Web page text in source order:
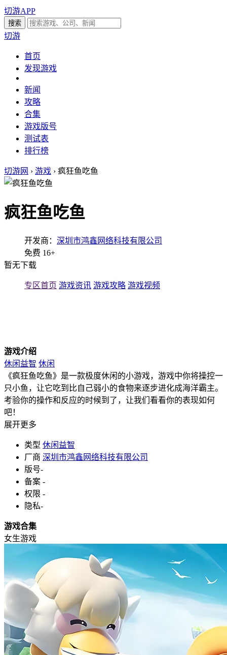
切游APP
切游
首页
发现游戏
新闻
攻略
合集
游戏版号
测试表
排行榜
切游网 › 游戏 › 疯狂鱼吃鱼
疯狂鱼吃鱼
开发商： 深圳市鸿鑫网络科技有限公司
免费 16+
暂无下载
专区首页 游戏资讯 游戏攻略 游戏视频
游戏介绍
休闲益智 休闲
《疯狂鱼吃鱼》是一款极度休闲的小游戏，游戏中你将操控一
只小鱼，让它吃到比自己弱小的食物来逐步进化成海洋霸主。
考验你的操作和反应的时候到了，让我们看看你的表现如何
吧！
展开更多
类型 休闲益智
厂商 深圳市鸿鑫网络科技有限公司
版号-
备案 -
权限 -
隐私-
游戏合集
女生游戏